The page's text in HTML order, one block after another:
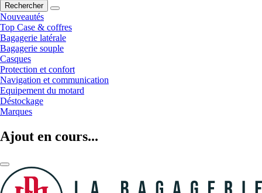
Rechercher
Nouveautés
Top Case & coffres
Bagagerie latérale
Bagagerie souple
Casques
Protection et confort
Navigation et communication
Equipement du motard
Déstockage
Marques
Ajout en cours...